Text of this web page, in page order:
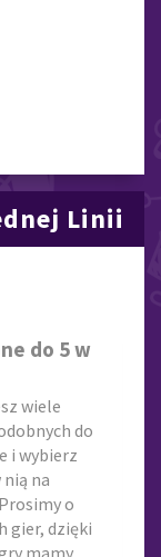
Linii
do 5 w
wiele
do
i wybierz
na
o
gier, dzięki